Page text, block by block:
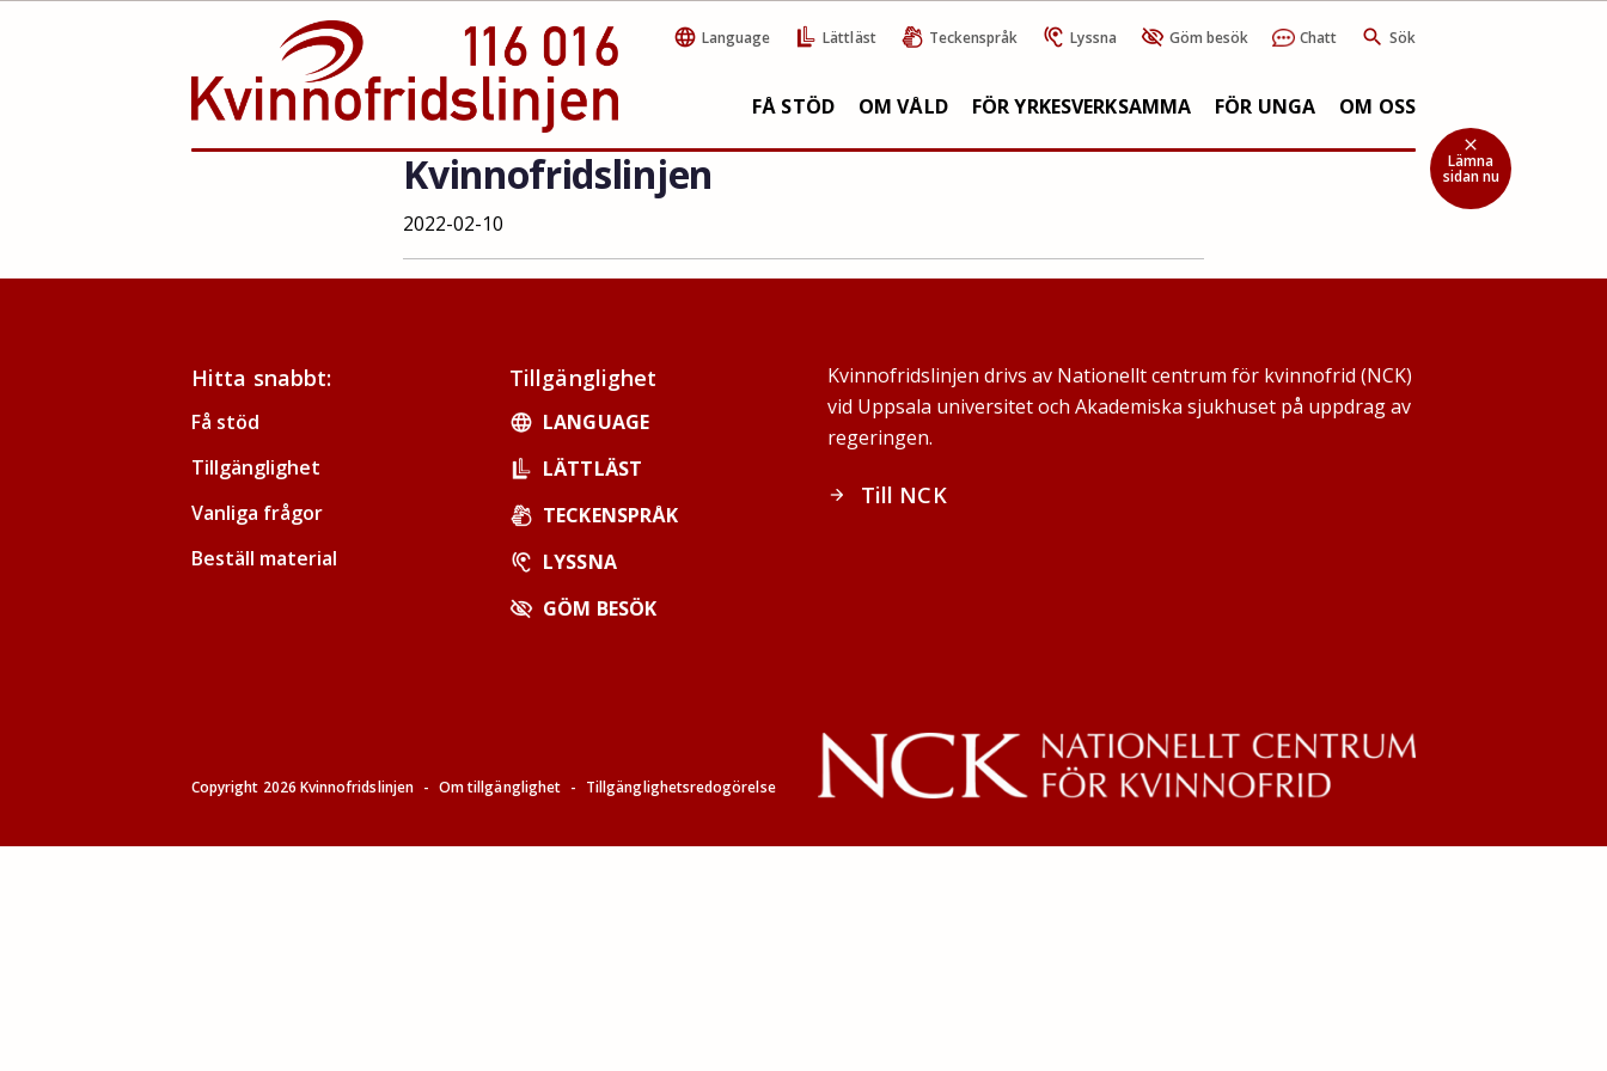
Language Lättläst Teckenspråk Lyssna Göm besök Chatt Sök
FÅ STÖD OM VÅLD FÖR YRKESVERKSAMMA FÖR UNGA OM OSS
close
Lämna
sidan nu
Kvinnofridslinjen
2022-02-10
Hitta snabbt:
Få stöd
Tillgänglighet
Vanliga frågor
Beställ material
Tillgänglighet
LANGUAGE
LÄTTLÄST
TECKENSPRÅK
LYSSNA
GÖM BESÖK
Kvinnofridslinjen drivs av Nationellt centrum för kvinnofrid (NCK)
vid Uppsala universitet och Akademiska sjukhuset på uppdrag av
regeringen.
arrow_forward Till NCK
Copyright 2026 Kvinnofridslinjen - Om tillgänglighet - Tillgänglighetsredogörelse